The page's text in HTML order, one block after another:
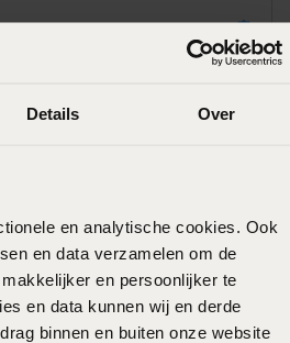
Details Over
en analytische cookies. Ook
en data verzamelen om de
en persoonlijker te
en data kunnen wij en derde
binnen en buiten onze website
& bestel
jou